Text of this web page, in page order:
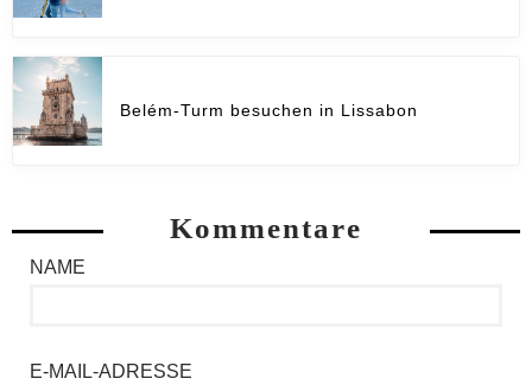
Belém-Turm besuchen in Lissabon
Kommentare
NAME
E-MAIL-ADRESSE